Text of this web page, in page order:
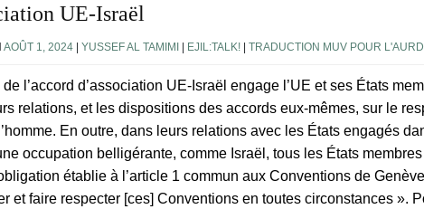
UE-Israël
AOÛT 1, 2024 YUSSEF AL TAMIMI EJIL:TALK! TRADUCTION MUV POUR
de l’accord d’association UE-Israël engage l’UE et ses États
relations, et les dispositions des accords eux-mêmes, sur le
En outre, dans leurs relations avec les États engagés
occupation belligérante, comme Israël, tous les États membres
établie à l’article 1 commun aux Conventions de
et faire respecter [ces] Conventions en toutes circonstances ».